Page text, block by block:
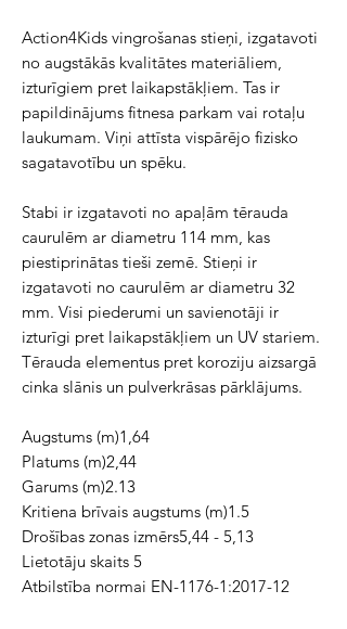
Action4Kids vingrošanas stieņi, izgatavoti
no augstākās kvalitātes materiāliem,
izturīgiem pret laikapstākļiem. Tas ir
papildinājums fitnesa parkam vai rotaļu
laukumam. Viņi attīsta vispārējo fizisko
sagatavotību un spēku.
Stabi ir izgatavoti no apaļām tērauda
caurulēm ar diametru 114 mm, kas
piestiprinātas tieši zemē. Stieņi ir
izgatavoti no caurulēm ar diametru 32
mm. Visi piederumi un savienotāji ir
izturīgi pret laikapstākļiem un UV stariem.
Tērauda elementus pret koroziju aizsargā
cinka slānis un pulverkrāsas pārklājums.
Augstums (m)1,64
Platums (m)2,44
Garums (m)2.13
Kritiena brīvais augstums (m)1.5
Drošības zonas izmērs5,44 - 5,13
Lietotāju skaits 5
Atbilstība normai EN-1176-1:2017-12